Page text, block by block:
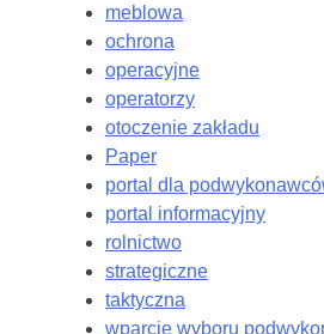
meblowa
ochrona
operacyjne
operatorzy
otoczenie zakładu
Paper
portal dla
portal informacyjny
rolnictwo
strategiczne
taktyczna
wparcie wyboru